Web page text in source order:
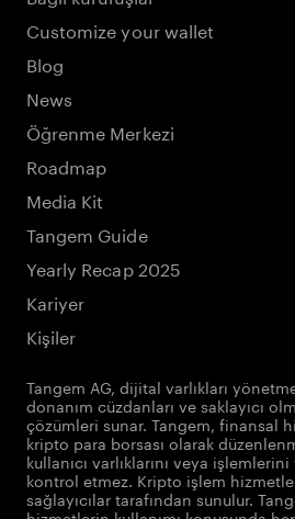
Customize your wallet
Blog
News
Öğrenme Merkezi
Roadmap
Media Kit
Tangem Guide
Yearly Recap 2025
Kariyer
Kişiler
Tangem AG, dijital varlıkları
donanım cüzdanları ve saklayıcı
çözümleri sunar. Tangem, finansal
kripto para borsası olarak
kullanıcı varlıklarını veya
kontrol etmez. Kripto işlem
sağlayıcılar tarafından sunulur.